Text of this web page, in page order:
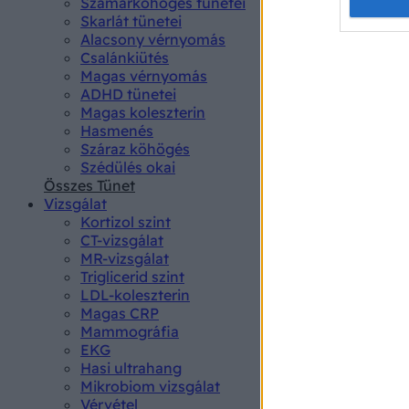
Skarlát tünetei
Alacsony vérnyomás
Csalánkiütés
Magas vérnyomás
ADHD tünetei
Magas koleszterin
Hasmenés
Száraz köhögés
Szédülés okai
Összes Tünet
Vizsgálat
Kortizol szint
CT-vizsgálat
MR-vizsgálat
Triglicerid szint
LDL-koleszterin
Magas CRP
Mammográfia
EKG
Hasi ultrahang
Mikrobiom vizsgálat
Vérvétel